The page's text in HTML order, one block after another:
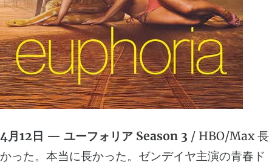
4月12日 — ユーフォリア Season 3 / HBO/Max 長
かった。本当に長かった。ゼンデイヤ主演の青春ド